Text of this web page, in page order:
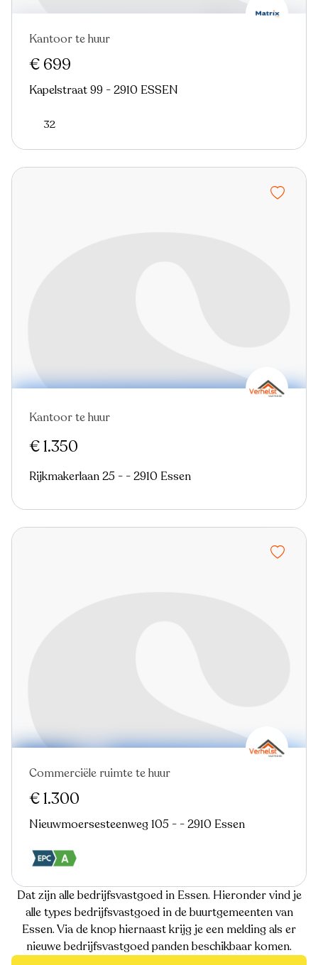
Kantoor te huur
€ 699
Kapelstraat 99 - 2910 ESSEN
32
Kantoor te huur
€ 1.350
Rijkmakerlaan 25 - - 2910 Essen
Commerciële ruimte te huur
€ 1.300
Nieuwmoersesteenweg 105 - - 2910 Essen
Dat zijn alle bedrijfsvastgoed in Essen. Hieronder vind je
alle types bedrijfsvastgoed in de buurtgemeenten van
Essen. Via de knop hiernaast krijg je een melding als er
nieuwe bedrijfsvastgoed panden beschikbaar komen.